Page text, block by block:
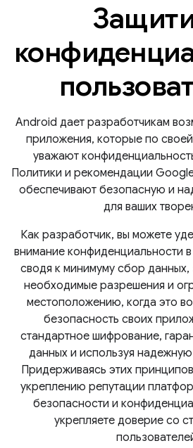
Android дает разработчикам
приложения, которые по
уважают
Политики и рекомендации
обеспечивают безопасную и
для ваших
Как разработчик, вы можете
внимание конфиденциальности
сводя к минимуму сбор данных,
необходимые разрешения и
местоположению, когда это
безопасность своих
стандартное шифрование,
данных и используя
Придерживаясь этих
укреплению репутации
безопасности и
укрепляете доверие со